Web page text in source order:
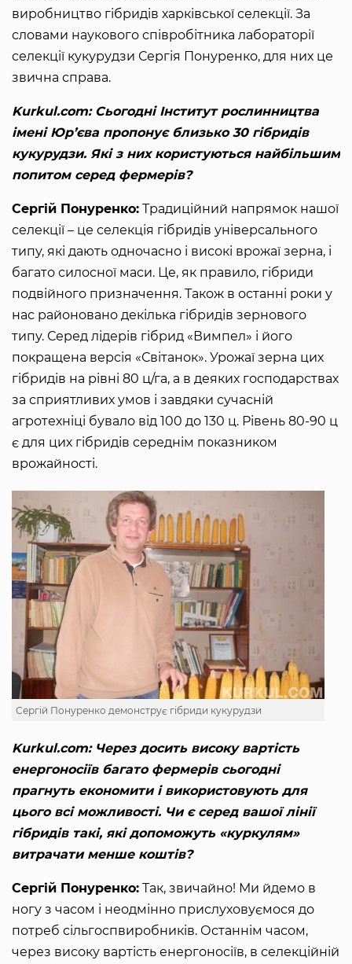
виробництво гібридів харківської селекції. За
словами наукового співробітника лабораторії
селекції кукурудзи Сергія Понуренко, для них це
звична справа.
Kurkul.com: Сьогодні Інститут рослинництва
імені Юр’єва пропонує близько 30 гібридів
кукурудзи. Які з них користуються найбільшим
попитом серед фермерів?
Сергій Понуренко: Традиційний напрямок нашої
селекції – це селекція гібридів універсального
типу, які дають одночасно і високі врожаї зерна, і
багато силосної маси. Це, як правило, гібриди
подвійного призначення. Також в останні роки у
нас районовано декілька гібридів зернового
типу. Серед лідерів гібрид «Вимпел» і його
покращена версія «Світанок». Урожаї зерна цих
гібридів на рівні 80 ц/га, а в деяких господарствах
за сприятливих умов і завдяки сучасній
агротехніці бувало від 100 до 130 ц. Рівень 80-90 ц
є для цих гібридів середнім показником
врожайності.
Сергій Понуренко демонструє гібриди кукурудзи
Kurkul.com: Через досить високу вартість
енергоносіїв багато фермерів сьогодні
прагнуть економити і використовують для
цього всі можливості. Чи є серед вашої лінії
гібридів такі, які допоможуть «куркулям»
витрачати менше коштів?
Сергій Понуренко: Так, звичайно! Ми йдемо в
ногу з часом і неодмінно прислуховуємося до
потреб сільгоспвиробників. Останнім часом,
через високу вартість енергоносіїв, в селекційній